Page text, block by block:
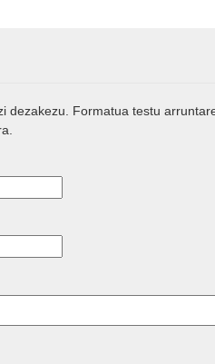
dezakezu. Formatua testu